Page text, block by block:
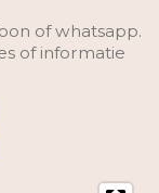
of whatsapp.
of informatie